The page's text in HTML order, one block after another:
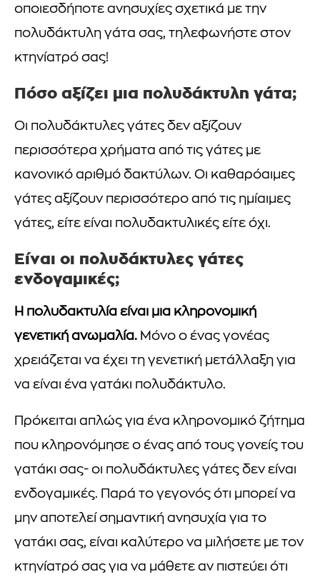
οποιεσδήποτε ανησυχίες σχετικά με την
πολυδάκτυλη γάτα σας, τηλεφωνήστε στον
κτηνίατρό σας!
Πόσο αξίζει μια πολυδάκτυλη γάτα;
Οι πολυδάκτυλες γάτες δεν αξίζουν
περισσότερα χρήματα από τις γάτες με
κανονικό αριθμό δακτύλων. Οι καθαρόαιμες
γάτες αξίζουν περισσότερο από τις ημίαιμες
γάτες, είτε είναι πολυδακτυλικές είτε όχι.
Είναι οι πολυδάκτυλες γάτες
ενδογαμικές;
Η πολυδακτυλία είναι μια κληρονομική
γενετική ανωμαλία. Μόνο ο ένας γονέας
χρειάζεται να έχει τη γενετική μετάλλαξη για
να είναι ένα γατάκι πολυδάκτυλο.
Πρόκειται απλώς για ένα κληρονομικό ζήτημα
που κληρονόμησε ο ένας από τους γονείς του
γατάκι σας- οι πολυδάκτυλες γάτες δεν είναι
ενδογαμικές. Παρά το γεγονός ότι μπορεί να
μην αποτελεί σημαντική ανησυχία για το
γατάκι σας, είναι καλύτερο να μιλήσετε με τον
κτηνίατρό σας για να μάθετε αν πιστεύει ότι